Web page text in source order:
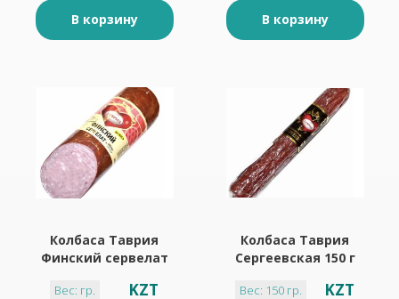
В корзину В корзину
Колбаса Таврия
Финский сервелат
Вес: гр. KZT
Колбаса Таврия
Сергеевская 150 г
Вес: 150 гр. KZT